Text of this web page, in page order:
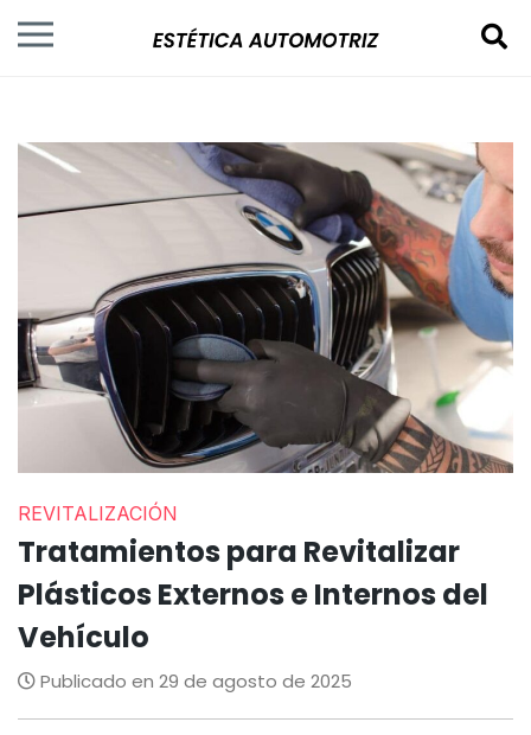
REVITALIZACIÓN
Tratamientos para Revitalizar
Plásticos Externos e Internos del
Vehículo
Publicado en 29 de agosto de 2025